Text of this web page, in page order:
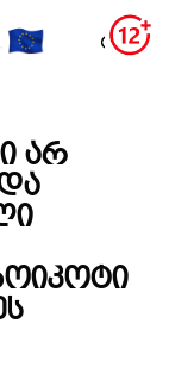
არ